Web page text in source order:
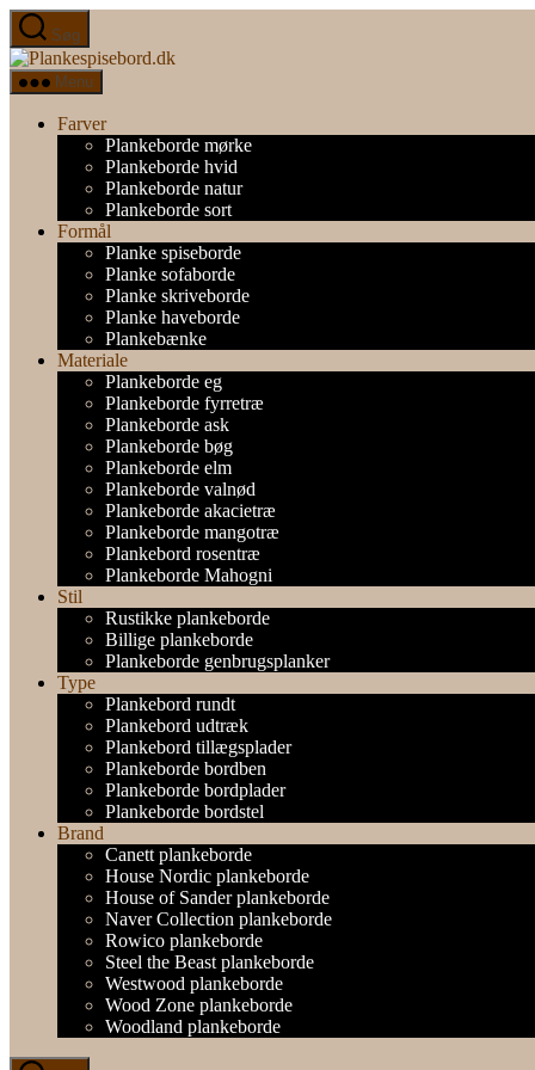
Spring
til
indholdet
Søg
Plankespisebord.dk
Menu
Farver
Plankeborde mørke
Plankeborde hvid
Plankeborde natur
Plankeborde sort
Formål
Planke spiseborde
Planke sofaborde
Planke skriveborde
Planke haveborde
Plankebænke
Materiale
Plankeborde eg
Plankeborde fyrretræ
Plankeborde ask
Plankeborde bøg
Plankeborde elm
Plankeborde valnød
Plankeborde akacietræ
Plankeborde mangotræ
Plankebord rosentræ
Plankeborde Mahogni
Stil
Rustikke plankeborde
Billige plankeborde
Plankeborde genbrugsplanker
Type
Plankebord rundt
Plankebord udtræk
Plankebord tillægsplader
Plankeborde bordben
Plankeborde bordplader
Plankeborde bordstel
Brand
Canett plankeborde
House Nordic plankeborde
House of Sander plankeborde
Naver Collection plankeborde
Rowico plankeborde
Steel the Beast plankeborde
Westwood plankeborde
Wood Zone plankeborde
Woodland plankeborde